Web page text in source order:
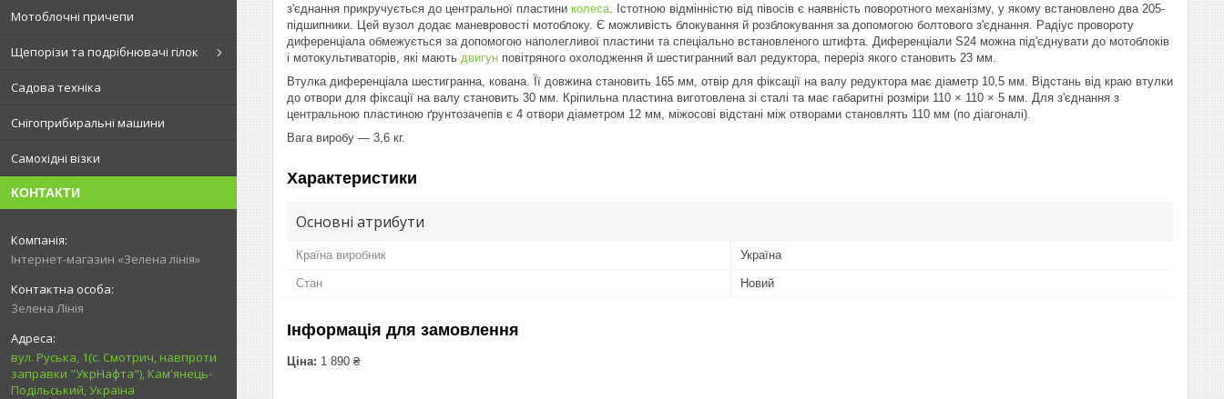
Мотоблочні причепи
Щепорізи та подрібнювачі гілок
Садова техніка
Снігоприбиральні машини
Самохідні візки
КОНТАКТИ
Інтернет-магазин «Зелена лінія»
Зелена Лінія
вул. Руська, 1(с. Смотрич, навпроти
заправки "УкрНафта"), Кам'янець-
Подільський, Україна
з'єднання прикручується до центральної пластини колеса . Істотною відмінністю від півосів є наявність поворотного механізму, у якому встановлено два 205-
підшипники. Цей вузол додає маневровості мотоблоку. Є можливість блокування й розблокування за допомогою болтового з'єднання. Радіус провороту
диференціала обмежується за допомогою наполегливої пластини та спеціально встановленого штифта. Диференціали S24 можна під'єднувати до мотоблоків
і мотокультиваторів, які мають двигун повітряного охолодження й шестигранний вал редуктора, переріз якого становить 23 мм.
Втулка диференціала шестигранна, кована. Її довжина становить 165 мм, отвір для фіксації на валу редуктора має діаметр 10,5 мм. Відстань від краю втулки
до отвори для фіксації на валу становить 30 мм. Кріпильна пластина виготовлена зі сталі та має габаритні розміри 110 × 110 × 5 мм. Для з'єднання з
центральною пластиною ґрунтозачепів є 4 отвори діаметром 12 мм, міжосові відстані між отворами становлять 110 мм (по діагоналі).
Вага виробу — 3,6 кг.
Характеристики
Основні атрибути
Країна виробник Україна
Стан Новий
Інформація для замовлення
Ціна: 1 890 ₴